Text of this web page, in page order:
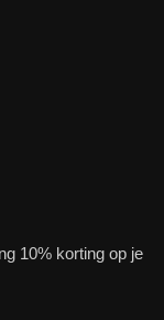
10% korting op je